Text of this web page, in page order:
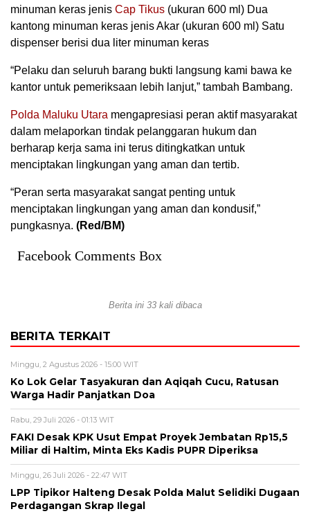
minuman keras jenis Cap Tikus (ukuran 600 ml) Dua
kantong minuman keras jenis Akar (ukuran 600 ml) Satu
dispenser berisi dua liter minuman keras
“Pelaku dan seluruh barang bukti langsung kami bawa ke
kantor untuk pemeriksaan lebih lanjut,” tambah Bambang.
Polda Maluku Utara mengapresiasi peran aktif masyarakat
dalam melaporkan tindak pelanggaran hukum dan
berharap kerja sama ini terus ditingkatkan untuk
menciptakan lingkungan yang aman dan tertib.
“Peran serta masyarakat sangat penting untuk
menciptakan lingkungan yang aman dan kondusif,”
pungkasnya. (Red/BM)
Facebook Comments Box
Berita ini 33 kali dibaca
BERITA TERKAIT
Minggu, 2 Agustus 2026 - 15:00 WIT
Ko Lok Gelar Tasyakuran dan Aqiqah Cucu, Ratusan
Warga Hadir Panjatkan Doa
Rabu, 29 Juli 2026 - 01:13 WIT
FAKI Desak KPK Usut Empat Proyek Jembatan Rp15,5
Miliar di Haltim, Minta Eks Kadis PUPR Diperiksa
Minggu, 26 Juli 2026 - 22:47 WIT
LPP Tipikor Halteng Desak Polda Malut Selidiki Dugaan
Perdagangan Skrap Ilegal